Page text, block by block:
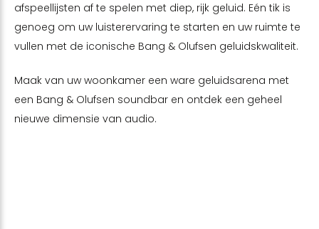
afspeellijsten af te spelen met diep, rijk geluid. Eén tik is
genoeg om uw luisterervaring te starten en uw ruimte te
vullen met de iconische Bang & Olufsen geluidskwaliteit.
Maak van uw woonkamer een ware geluidsarena met
een Bang & Olufsen soundbar en ontdek een geheel
nieuwe dimensie van audio.